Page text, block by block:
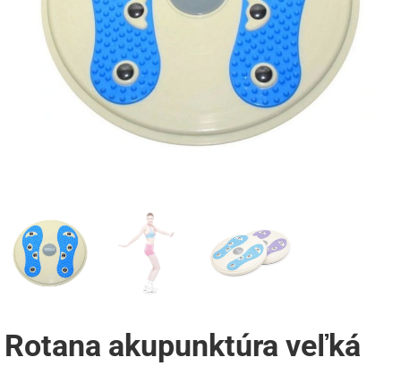
Rotana akupunktúra veľká